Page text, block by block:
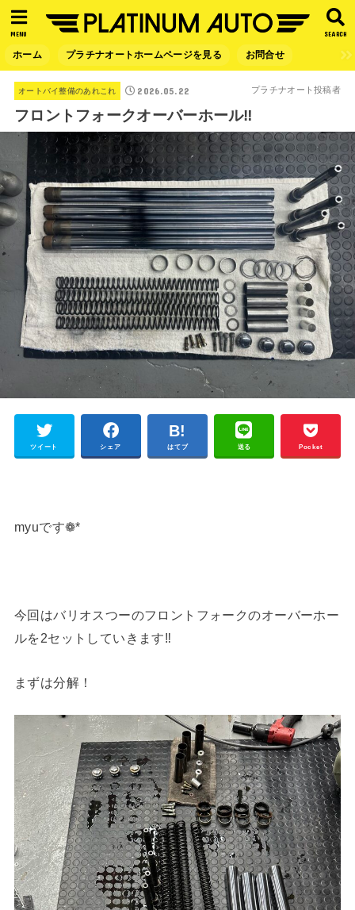
SEARCH
MENU
ホーム プラチナオートホームページを見る お問合せ
オートバイ整備のあれこれ 2026.05.22 プラチナオート投稿者
フロントフォークオーバーホール‼︎
ツイート シェア はてブ 送る Pocket
myuです❁*
今回はバリオスつーのフロントフォークのオーバーホー
ルを2セットしていきます‼︎
まずは分解！